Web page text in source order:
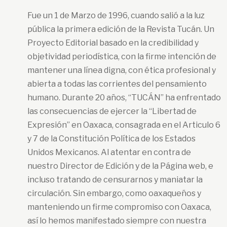
Fue un 1 de Marzo de 1996, cuando salió a la luz
pública la primera edición de la Revista Tucán. Un
Proyecto Editorial basado en la credibilidad y
objetividad periodística, con la firme intención de
mantener una línea digna, con ética profesional y
abierta a todas las corrientes del pensamiento
humano. Durante 20 años, “TUCÁN” ha enfrentado
las consecuencias de ejercer la “Libertad de
Expresión” en Oaxaca, consagrada en el Articulo 6
y 7 de la Constitución Política de los Estados
Unidos Mexicanos. Al atentar en contra de
nuestro Director de Edición y de la Página web, e
incluso tratando de censurarnos y maniatar la
circulación. Sin embargo, como oaxaqueños y
manteniendo un firme compromiso con Oaxaca,
así lo hemos manifestado siempre con nuestra